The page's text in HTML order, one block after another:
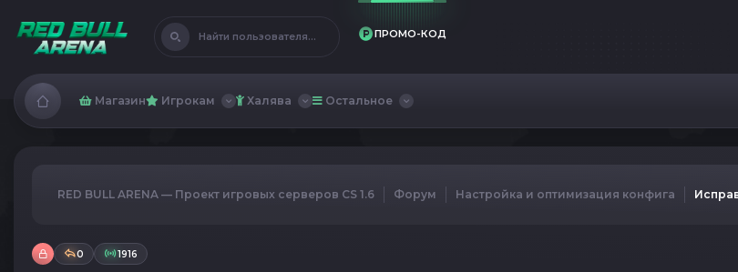
Найти пользователя... ПРОМО-КОД
Магазин Игрокам Халява Остальное
RED BULL ARENA — Проект игровых серверов CS 1.6 Форум Настройка и оптимизация конфига
0 1916